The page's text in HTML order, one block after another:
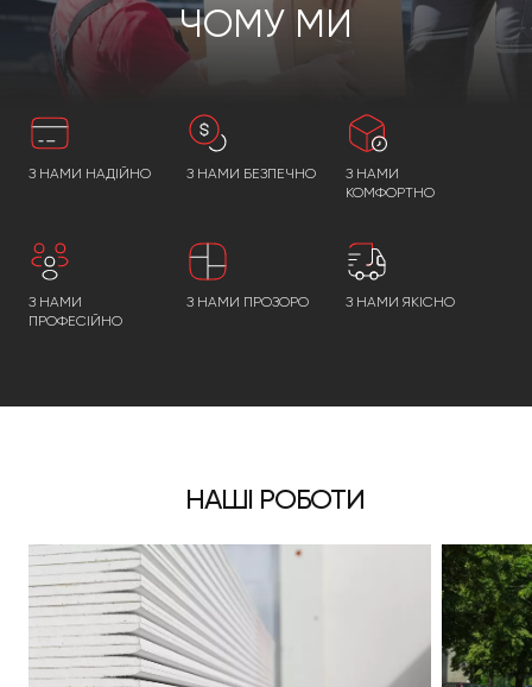
ЧОМУ МИ
З НАМИ НАДІЙНО З НАМИ БЕЗПЕЧНО
З НАМИ
КОМФОРТНО
З НАМИ
ПРОФЕСІЙНО
З НАМИ ПРОЗОРО З НАМИ ЯКІСНО
НАШІ РОБОТИ